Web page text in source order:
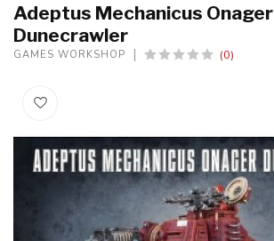
Adeptus Mechanicus Onager
Dunecrawler
GAMES WORKSHOP (0)